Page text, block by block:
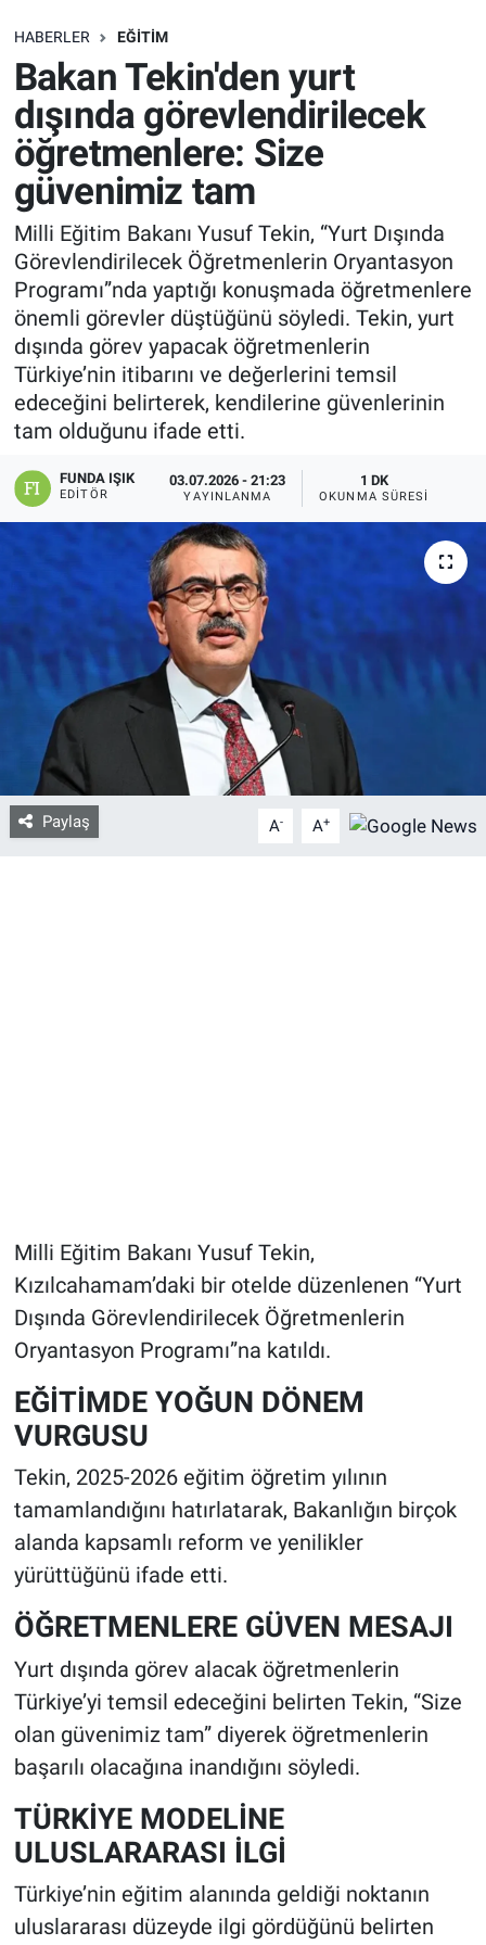
HABERLER EĞITIM
Bakan Tekin'den yurt
dışında görevlendirilecek
öğretmenlere: Size
güvenimiz tam
Milli Eğitim Bakanı Yusuf Tekin, “Yurt Dışında
Görevlendirilecek Öğretmenlerin Oryantasyon
Programı”nda yaptığı konuşmada öğretmenlere
önemli görevler düştüğünü söyledi. Tekin, yurt
dışında görev yapacak öğretmenlerin
Türkiye’nin itibarını ve değerlerini temsil
edeceğini belirterek, kendilerine güvenlerinin
tam olduğunu ifade etti.
FUNDA IŞIK
EDITÖR
03.07.2026 - 21:23
YAYINLANMA
1 DK
OKUNMA SÜRESI
Paylaş A- A+
Milli Eğitim Bakanı Yusuf Tekin,
Kızılcahamam’daki bir otelde düzenlenen “Yurt
Dışında Görevlendirilecek Öğretmenlerin
Oryantasyon Programı”na katıldı.
EĞİTİMDE YOĞUN DÖNEM
VURGUSU
Tekin, 2025-2026 eğitim öğretim yılının
tamamlandığını hatırlatarak, Bakanlığın birçok
alanda kapsamlı reform ve yenilikler
yürüttüğünü ifade etti.
ÖĞRETMENLERE GÜVEN MESAJI
Yurt dışında görev alacak öğretmenlerin
Türkiye’yi temsil edeceğini belirten Tekin, “Size
olan güvenimiz tam” diyerek öğretmenlerin
başarılı olacağına inandığını söyledi.
TÜRKİYE MODELİNE
ULUSLARARASI İLGİ
Türkiye’nin eğitim alanında geldiği noktanın
uluslararası düzeyde ilgi gördüğünü belirten
SAĞLIK
EKONOMİ
EĞİTİM
ÖZEL HABER
Keşfet
ASTROLOJİ
MANŞET
RESMİ İLANLAR
İLAN
Bize ulaşın
İletişim/Künye
Yaşam
Gözden Kaçmasın
İletişim (Künye)